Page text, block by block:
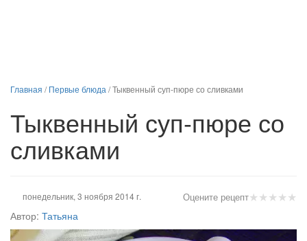
Главная /Первые блюда /Тыквенный суп-пюре со сливками
Тыквенный суп-пюре со
сливками
★★★★★
Оцените рецепт
понедельник, 3 ноября 2014 г.
Автор: Татьяна